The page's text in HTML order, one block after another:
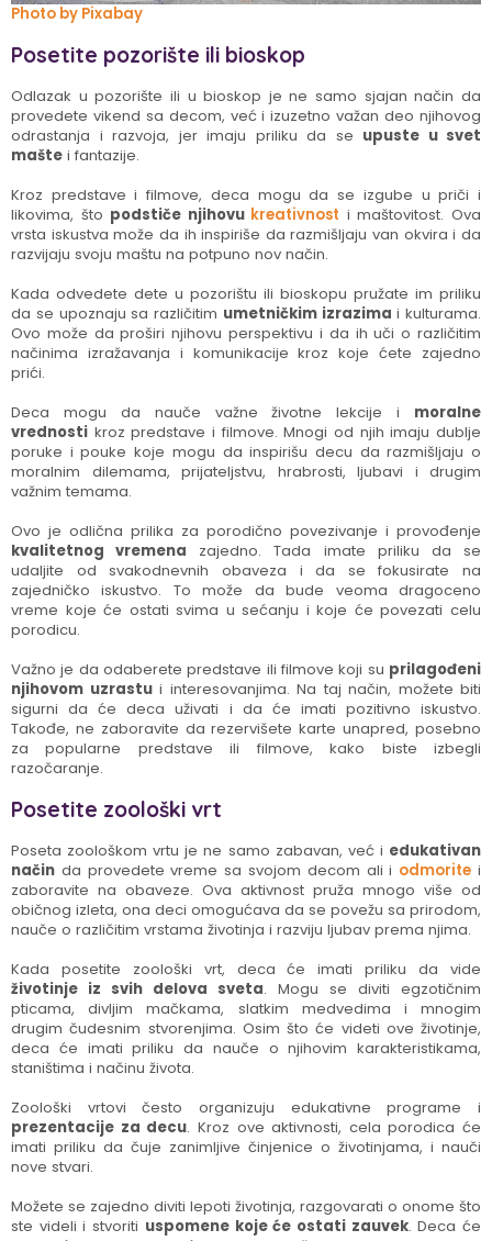
Photo by Pixabay
Posetite pozorište ili bioskop
Odlazak u pozorište ili u bioskop je ne samo sjajan način da
provedete vikend sa decom, već i izuzetno važan deo njihovog
odrastanja i razvoja, jer imaju priliku da se upuste u svet
mašte i fantazije.
Kroz predstave i filmove, deca mogu da se izgube u priči i
likovima, što podstiče njihovu kreativnost i maštovitost. Ova
vrsta iskustva može da ih inspiriše da razmišljaju van okvira i da
razvijaju svoju maštu na potpuno nov način.
Kada odvedete dete u pozorištu ili bioskopu pružate im priliku
da se upoznaju sa različitim umetničkim izrazima i kulturama.
Ovo može da proširi njihovu perspektivu i da ih uči o različitim
načinima izražavanja i komunikacije kroz koje ćete zajedno
prići.
Deca mogu da nauče važne životne lekcije i moralne
vrednosti kroz predstave i filmove. Mnogi od njih imaju dublje
poruke i pouke koje mogu da inspirišu decu da razmišljaju o
moralnim dilemama, prijateljstvu, hrabrosti, ljubavi i drugim
važnim temama.
Ovo je odlična prilika za porodično povezivanje i provođenje
kvalitetnog vremena zajedno. Tada imate priliku da se
udaljite od svakodnevnih obaveza i da se fokusirate na
zajedničko iskustvo. To može da bude veoma dragoceno
vreme koje će ostati svima u sećanju i koje će povezati celu
porodicu.
Važno je da odaberete predstave ili filmove koji su prilagođeni
njihovom uzrastui interesovanjima. Na taj način, možete biti
sigurni da će deca uživati i da će imati pozitivno iskustvo.
Takođe, ne zaboravite da rezervišete karte unapred, posebno
za popularne predstave ili filmove, kako biste izbegli
razočaranje.
Posetite zoološki vrt
Poseta zoološkom vrtu je ne samo zabavan, već i edukativan
način da provedete vreme sa svojom decom ali i odmorite i
zaboravite na obaveze. Ova aktivnost pruža mnogo više od
običnog izleta, ona deci omogućava da se povežu sa prirodom,
nauče o različitim vrstama životinja i razviju ljubav prema njima.
Kada posetite zoološki vrt, deca će imati priliku da vide
životinje iz svih delova sveta. Mogu se diviti egzotičnim
pticama, divljim mačkama, slatkim medvedima i mnogim
drugim čudesnim stvorenjima. Osim što će videti ove životinje,
deca će imati priliku da nauče o njihovim karakteristikama,
staništima i načinu života.
Zoološki vrtovi često organizuju edukativne programe i
prezentacije za decu. Kroz ove aktivnosti, cela porodica će
imati priliku da čuje zanimljive činjenice o životinjama, i nauči
nove stvari.
Možete se zajedno diviti lepoti životinja, razgovarati o onome što
ste videli i stvoriti uspomene koje će ostati zauvek. Deca će